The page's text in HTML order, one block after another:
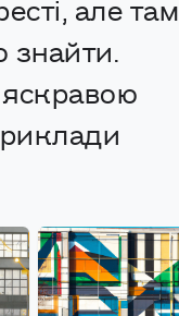
але там
знайти.
яскравою